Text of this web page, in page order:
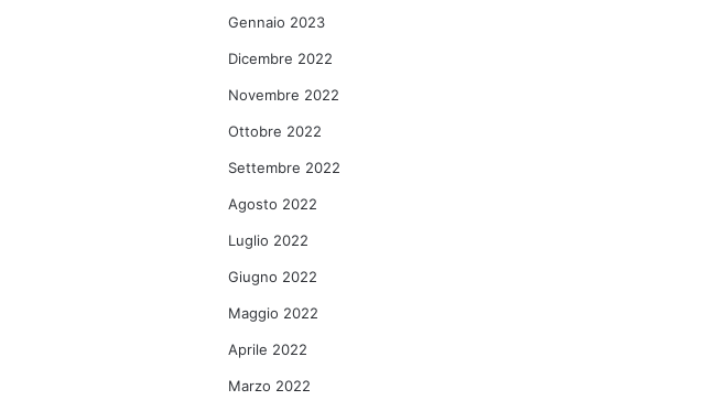
Gennaio 2023
Dicembre 2022
Novembre 2022
Ottobre 2022
Settembre 2022
Agosto 2022
Luglio 2022
Giugno 2022
Maggio 2022
Aprile 2022
Marzo 2022